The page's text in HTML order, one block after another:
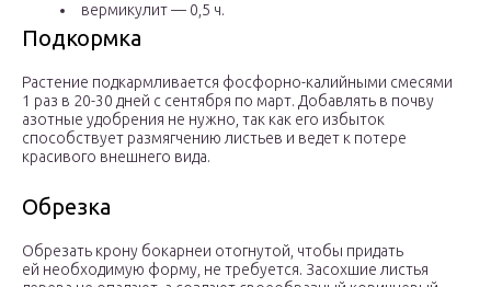
вермикулит — 0,5 ч.
Подкормка
Растение подкармливается фосфорно-калийными смесями
1 раз в 20-30 дней с сентября по март. Добавлять в почву
азотные удобрения не нужно, так как его избыток
способствует размягчению листьев и ведет к потере
красивого внешнего вида.
Обрезка
Обрезать крону бокарнеи отогнутой, чтобы придать
ей необходимую форму, не требуется. Засохшие листья